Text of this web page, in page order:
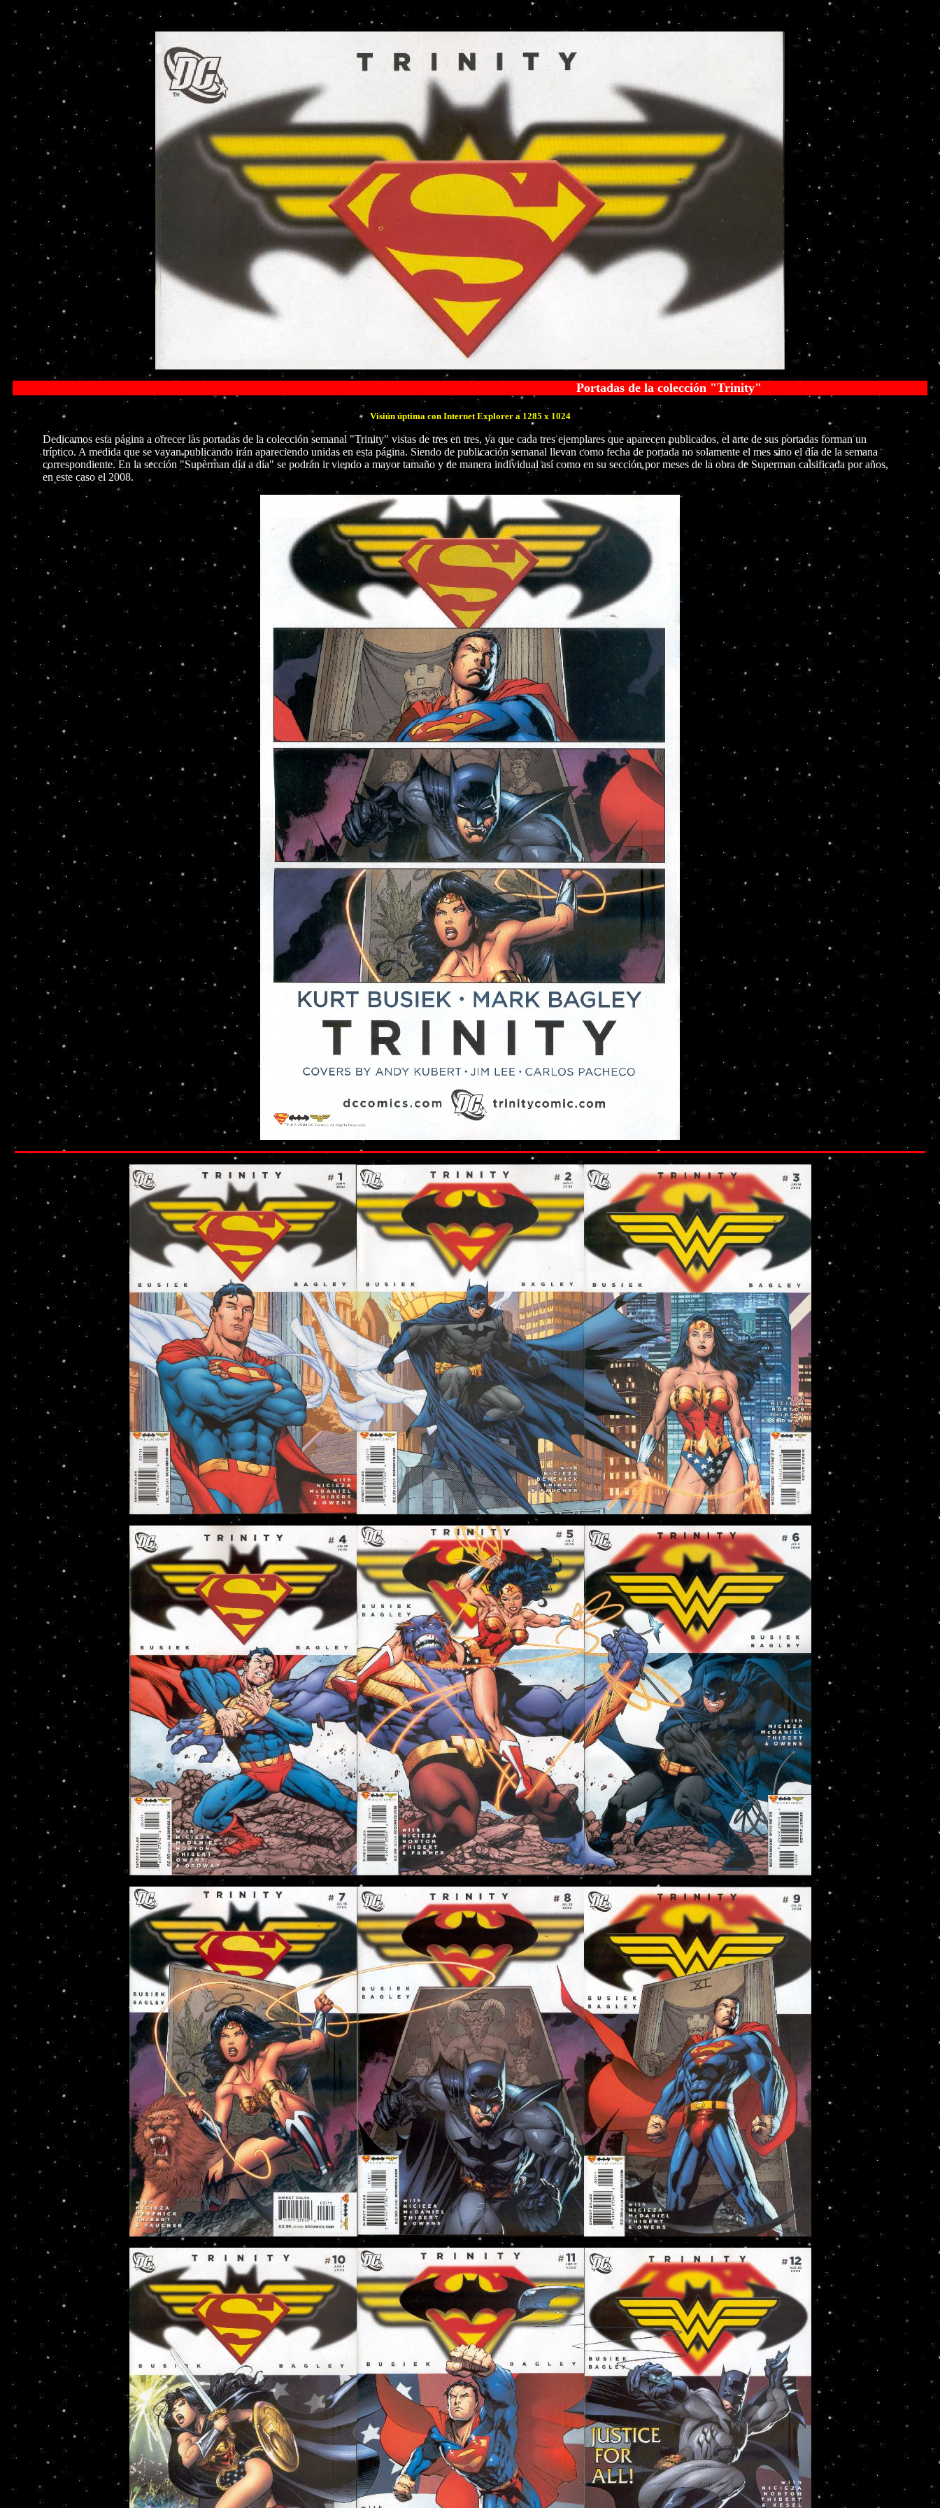
Portadas de la colección "Trinity"
Visiún úptima con Internet Explorer a 1285 x 1024
Dedicamos esta página a ofrecer las portadas de la colección semanal "Trinity" vistas de tres en tres, ya que cada tres ejemplares que aparecen publicados, el arte de sus portadas forman un
tríptico. A medida que se vayan publicando irán apareciendo unidas en esta página. Siendo de publicación semanal llevan como fecha de portada no solamente el mes sino el día de la semana
correspondiente. En la sección "Supèrman día a día" se podrán ir viendo a mayor tamaño y de manera individual así como en su sección por meses de la obra de Superman calsificada por años,
en este caso el 2008.